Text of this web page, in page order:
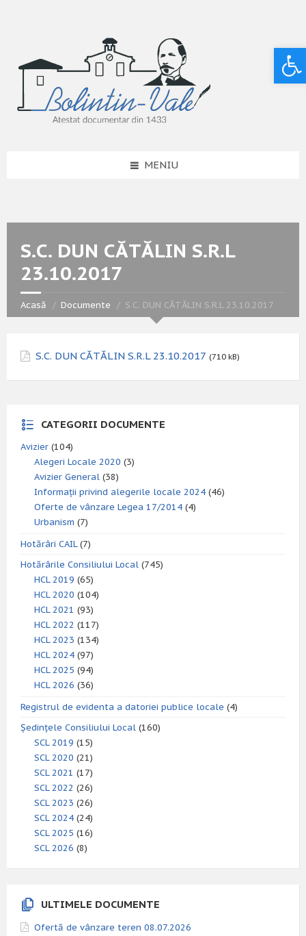
MENIU
S.C. DUN CĂTĂLIN S.R.L
23.10.2017
Acasă Documente S.C. DUN CĂTĂLIN S.R.L 23.10.2017
S.C. DUN CĂTĂLIN S.R.L 23.10.2017 (710 kB)
CATEGORII DOCUMENTE
Avizier (104)
Alegeri Locale 2020 (3)
Avizier General (38)
Informații privind alegerile locale 2024 (46)
Oferte de vânzare Legea 17/2014 (4)
Urbanism (7)
Hotărâri CAIL(7)
Hotărârile Consiliului Local (745)
HCL 2019 (65)
HCL 2020 (104)
HCL 2021 (93)
HCL 2022 (117)
HCL 2023 (134)
HCL 2024 (97)
HCL 2025 (94)
HCL 2026 (36)
Registrul de evidenta a datoriei publice locale (4)
Ședințele Consiliului Local (160)
SCL 2019 (15)
SCL 2020 (21)
SCL 2021 (17)
SCL 2022 (26)
SCL 2023 (26)
SCL 2024 (24)
SCL 2025 (16)
SCL 2026 (8)
ULTIMELE DOCUMENTE
Ofertă de vânzare teren 08.07.2026
Deschide bara de unelte